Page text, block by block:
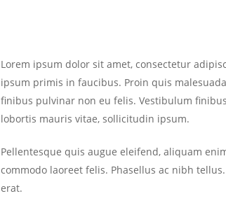
Lorem ipsum dolor sit amet, consectetur
ipsum primis in faucibus. Proin quis
finibus pulvinar non eu felis. Vestibulum
lobortis mauris vitae, sollicitudin ipsum.
Pellentesque quis augue eleifend, aliquam
commodo laoreet felis. Phasellus ac nibh
erat.